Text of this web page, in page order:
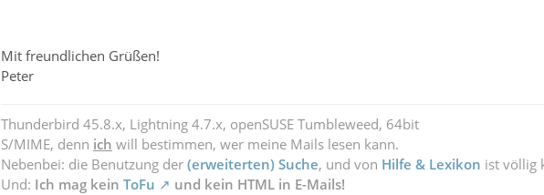
Mit freundlichen Grüßen!
Peter
Thunderbird 45.8.x, Lightning 4.7.x, openSUSE Tumbleweed, 64bit
S/MIME, denn ich will bestimmen, wer meine Mails lesen kann.
Nebenbei: die Benutzung der (erweiterten) Suche, und von Hilfe & Lexikon ist völlig
Und: Ich mag kein ToFu und kein HTML in E-Mails!